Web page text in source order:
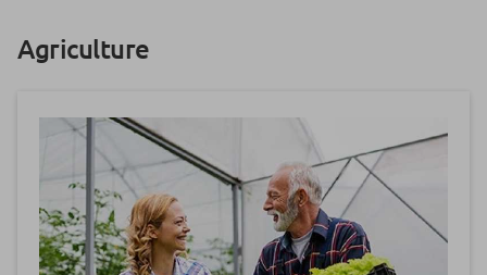
Agriculture